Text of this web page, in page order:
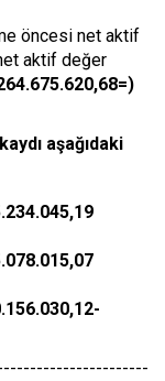
öncesi net aktif
aktif değer
aşağıdaki